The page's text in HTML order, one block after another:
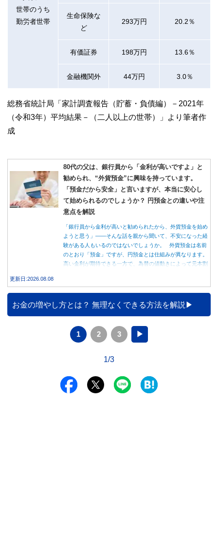
世帯のうち
勤労者世帯
生命保険な
ど
293万円 20.2％
有価証券 198万円 13.6％
金融機関外 44万円 3.0％
総務省統計局「家計調査報告（貯蓄・負債編）－2021年
（令和3年）平均結果－（二人以上の世帯）」より筆者作
成
80代の父は、銀行員から「金利が高いですよ」と
勧められ、“外貨預金”に興味を持っています。
「預金だから安全」と言いますが、本当に安心し
て始められるのでしょうか？ 円預金との違いや注
意点を解説
「銀行員から金利が高いと勧められたから、外貨預金を始め
ようと思う」――そんな話を親から聞いて、不安になった経
験がある人もいるのではないでしょうか。 外貨預金は名前
のとおり「預金」ですが、円預金とは仕組みが異なります。
高い金利が期待できる一方で、為替の値動きによって元本割
更新日:2026.08.08
お金の増やし方とは？ 無理なくできる方法を解説
1 2 3 ▶
1/3